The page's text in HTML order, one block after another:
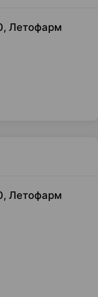
Летофарм
Летофарм